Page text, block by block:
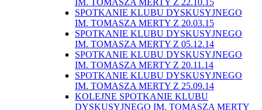
IM. TOMASZA MERTY Z 22.10.15
SPOTKANIE KLUBU DYSKUSYJNEGO
IM. TOMASZA MERTY Z 20.03.15
SPOTKANIE KLUBU DYSKUSYJNEGO
IM. TOMASZA MERTY Z 05.12.14
SPOTKANIE KLUBU DYSKUSYJNEGO
IM. TOMASZA MERTY Z 20.11.14
SPOTKANIE KLUBU DYSKUSYJNEGO
IM. TOMASZA MERTY Z 25.09.14
KOLEJNE SPOTKANIE KLUBU
DYSKUSYJNEGO IM. TOMASZA MERTY